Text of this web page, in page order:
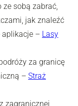
ze sobą zabrać,
jak znaleźć
aplikacje – Lasy
za granicę
– Straż
zagranicznej